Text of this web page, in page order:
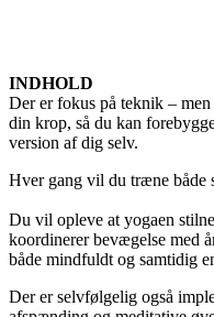
INDHOLD
Der er fokus på teknik –
din krop, så du kan
version af dig selv.
Hver gang vil du træne både
Du vil opleve at yogaen
koordinerer bevægelse med
både mindfuldt og samtidig
Der er selvfølgelig også